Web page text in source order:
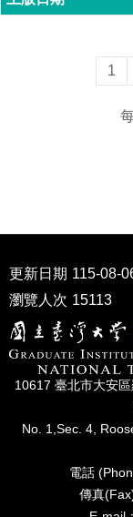
1
更新日期 115-08-
瀏覽人次 15113
10617 臺北市⼤安
No. 1,Sec. 4,
電話
傳真